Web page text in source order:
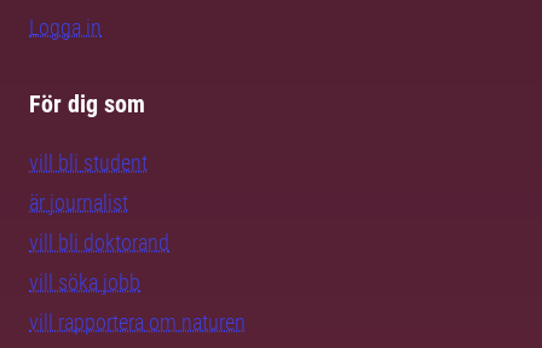
Logga in
För dig som
vill bli student
är journalist
vill bli doktorand
vill söka jobb
vill rapportera om naturen